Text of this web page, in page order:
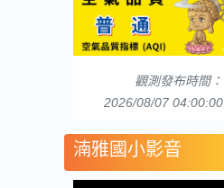
觀測發布時間：
2026/08/07 04:00:00
湳雅國小影音